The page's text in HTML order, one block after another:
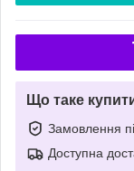
Що таке
Замовлення
Доступна